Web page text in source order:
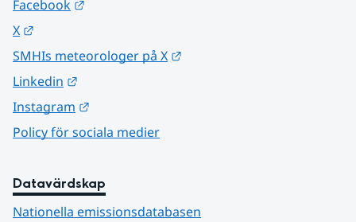
Facebook
X
SMHIs meteorologer på X
Linkedin
Instagram
Policy för sociala medier
Datavärdskap
Nationella emissionsdatabasen